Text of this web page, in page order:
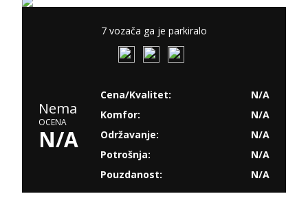
7 vozača ga je parkiralo
Nema
OCENA
N/A
Cena/Kvalitet:
N/A
Komfor:
N/A
Održavanje:
N/A
Potrošnja:
N/A
Pouzdanost:
N/A